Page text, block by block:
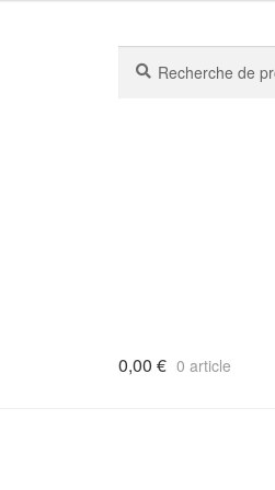
pour :
0,00 € 0 article